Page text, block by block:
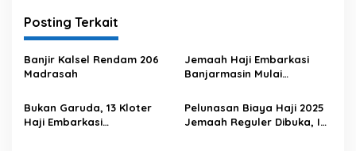
i
g
a
s
i
p
Posting Terkait
Banjir Kalsel Rendam 206
Madrasah
Jemaah Haji Embarkasi
Banjarmasin Mulai
Bukan Garuda, 13 Kloter
Haji Embarkasi
Pelunasan Biaya Haji 2025
Jemaah Reguler Dibuka, Ini